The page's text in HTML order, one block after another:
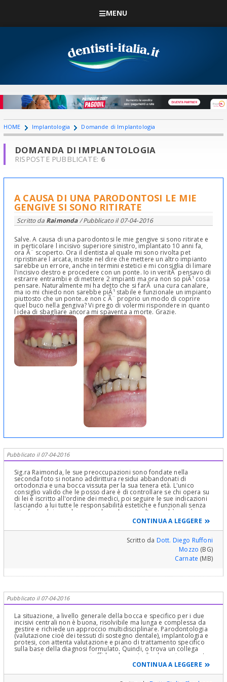
MENU
HOME Implantologia Domande di Implantologia
DOMANDA DI IMPLANTOLOGIA
RISPOSTE PUBBLICATE: 6
A CAUSA DI UNA PARODONTOSI LE MIE
GENGIVE SI SONO RITIRATE
Scritto da Raimonda/ Pubblicato il 07-04-2016
Salve. A causa di una parodontosi le mie gengive si sono ritirate e
in perticolare l incisivo superiore sinistro, implantato 10 anni fa,
ora Ã¨ scoperto. Ora il dentista al quale mi sono rivolta pet
ripristinare l arcata, insiste nel dire che mettere un altro impianto
sarebbe un errore, anche in termini estetici e mi consiglia di limare
l'incisivo destro e procedere con un ponte. Io in veritÃ pensavo di
estrarre entrambi e di mettere 2 impianti ma ora non so piÃ¹ cosa
pensare. Naturalmente mi ha detto che si farÃ una cura canalare,
ma io mi chiedo non sarebbe piÃ¹ stabile e funzionale un impianto
piuttosto che un ponte..e non c Ã¨ proprio un modo di coprire
quel buco nella gengiva? Vi prego di volermi rispondere in quanto
l idea di sbagliare ancora mi spaventa a morte. Grazie.
Pubblicato il 07-04-2016
Sig.ra Raimonda, le sue preoccupazioni sono fondate nella
seconda foto si notano addirittura residui abbandonati di
ortodonzia e una bocca vissuta per la sua tenera età. L'unico
consiglio valido che le posso dare è di controllare se chi opera su
di lei è iscritto all'ordine dei medici, poi seguire le sue indicazioni
lasciando a lui tutte le responsabilità estetiche e funzionali senza
interferire, lei non deve prendere alcuna scelta perchè non è
competente della materia e qualunque scelta la spaventerà a
CONTINUA A LEGGERE
Scritto da Dott. Diego Ruffoni
Mozzo (BG)
Carnate (MB)
Pubblicato il 07-04-2016
La situazione, a livello generale della bocca e specifico per i due
incisivi centrali non è buona, risolvibile ma lunga e complessa da
gestire e richiede un approccio multidisciplinare. Parodontologia
(valutazione cioè dei tessuti di sostegno dentale), implantologia e
protesi, con attenta valutazione e piano di trattamento specifico
sulla base della diagnosi formulato. Quindi, o trova un collega
veramente preparato, o si affida ad uno studio dove sia presente
un equipe di dentisti specializzati nelle varie branche che possano
gestire in team la sua problematica. Il ponte incisivo che porta un
altro incisivo non è corretto.
CONTINUA A LEGGERE